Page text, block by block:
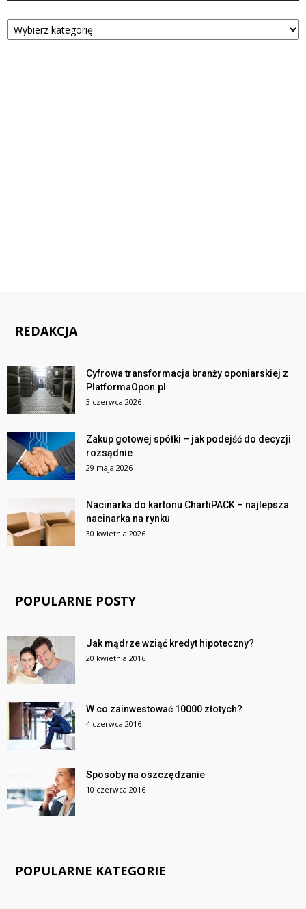
Kategorie
REDAKCJA
Cyfrowa transformacja branży oponiarskiej z
PlatformaOpon.pl
3 czerwca 2026
Zakup gotowej spółki – jak podejść do decyzji
rozsądnie
29 maja 2026
Nacinarka do kartonu ChartiPACK – najlepsza
nacinarka na rynku
30 kwietnia 2026
POPULARNE POSTY
Jak mądrze wziąć kredyt hipoteczny?
20 kwietnia 2016
W co zainwestować 10000 złotych?
4 czerwca 2016
Sposoby na oszczędzanie
10 czerwca 2016
POPULARNE KATEGORIE